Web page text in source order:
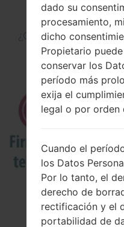
¿Cómo Activar las
dado su
procesamiento,
dicho
Propietario
conservar los
período más
exija el
legal o por orden
Cuando el
los Datos
Por lo tanto, el
derecho de
rectificación y el
portabilidad de